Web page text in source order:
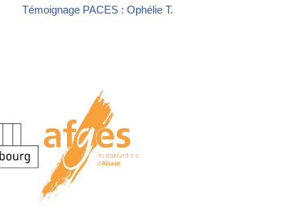
Témoignage PACES : Ophélie T.